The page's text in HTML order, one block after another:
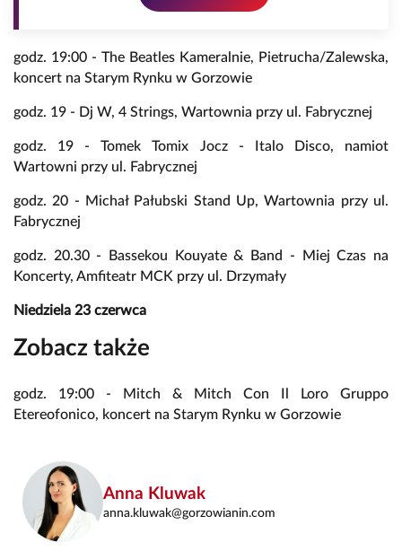
godz. 19:00 - The Beatles Kameralnie, Pietrucha/Zalewska,
koncert na Starym Rynku w Gorzowie
godz. 19 - Dj W, 4 Strings, Wartownia przy ul. Fabrycznej
godz. 19 - Tomek Tomix Jocz - Italo Disco, namiot
Wartowni przy ul. Fabrycznej
godz. 20 - Michał Pałubski Stand Up, Wartownia przy ul.
Fabrycznej
godz. 20.30 - Bassekou Kouyate & Band - Miej Czas na
Koncerty, Amfiteatr MCK przy ul. Drzymały
Niedziela 23 czerwca
Zobacz także
godz. 19:00 - Mitch & Mitch Con Il Loro Gruppo
Etereofonico, koncert na Starym Rynku w Gorzowie
Anna Kluwak
anna.kluwak@gorzowianin.com